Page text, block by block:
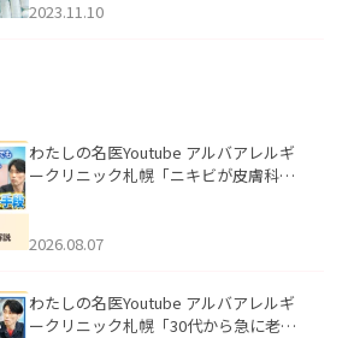
2023.11.10
わたしの名医Youtube アルバアレルギ
ークリニック札幌「ニキビが皮膚科で
ました。
2026.08.07
わたしの名医Youtube アルバアレルギ
ークリニック札幌「30代から急に老け